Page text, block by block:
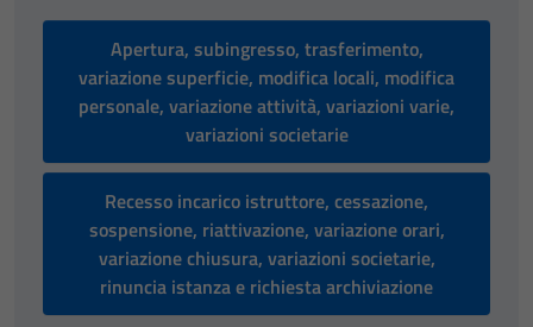
Apertura, subingresso, trasferimento,
variazione superficie, modifica locali, modifica
personale, variazione attività, variazioni varie,
variazioni societarie
Recesso incarico istruttore, cessazione,
sospensione, riattivazione, variazione orari,
variazione chiusura, variazioni societarie,
rinuncia istanza e richiesta archiviazione